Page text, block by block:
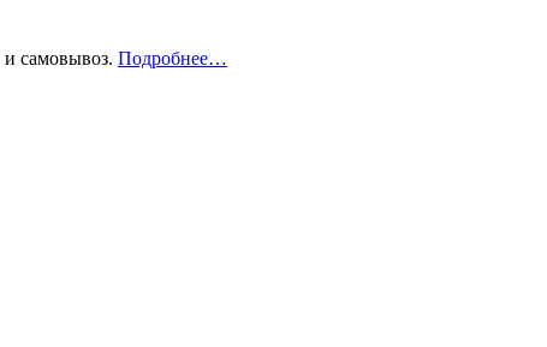
и самовывоз. Подробнее…